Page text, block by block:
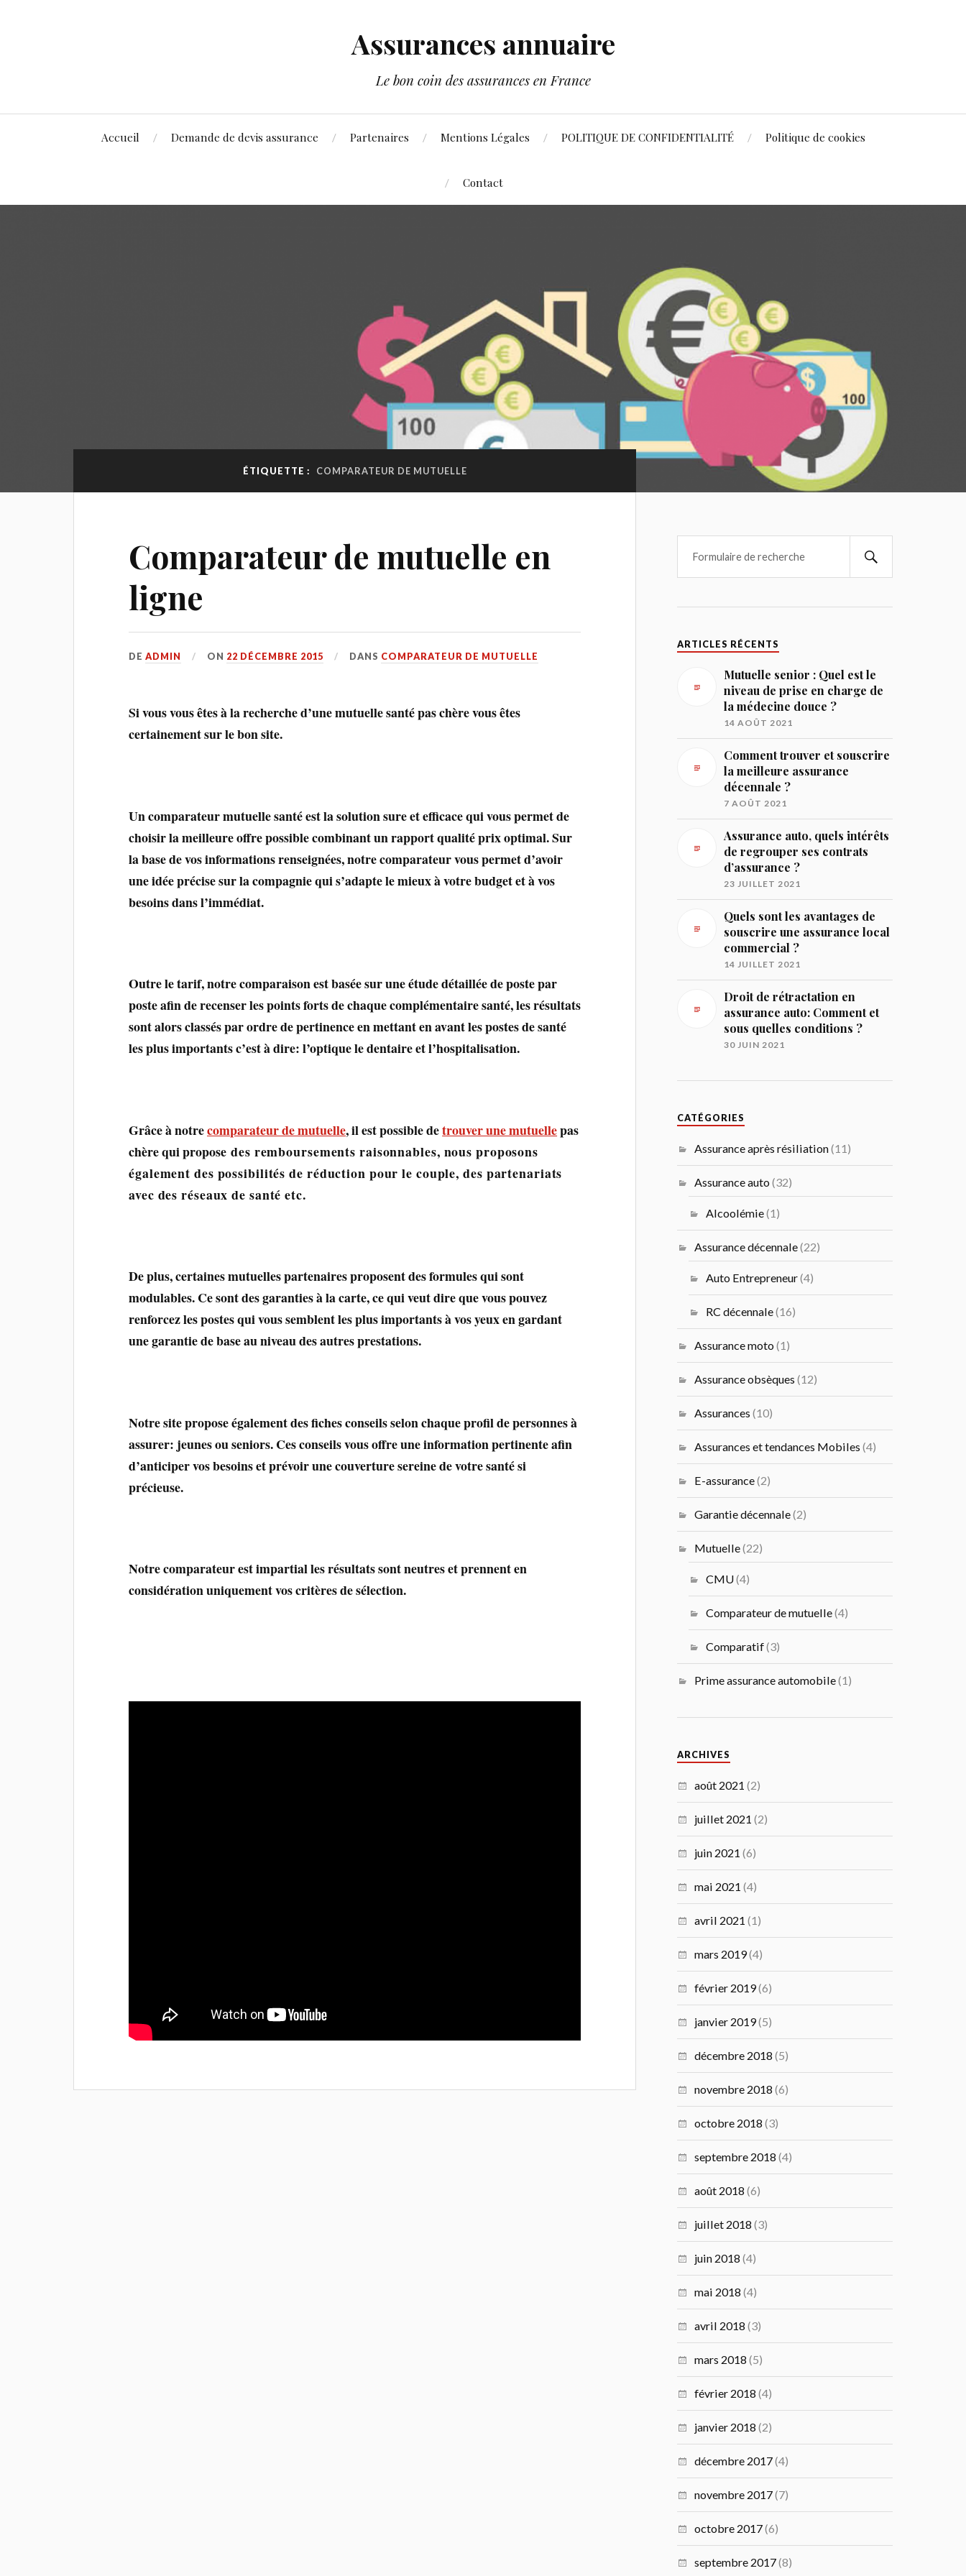
Assurances annuaire
Le bon coin des assurances en France
Accueil Demande de devis assurance Partenaires Mentions Légales POLITIQUE DE CONFIDENTIALITÉ Politique de cookies
Contact
ÉTIQUETTE : COMPARATEUR DE MUTUELLE
Comparateur de mutuelle en
ligne
DEADMIN ON 22 DÉCEMBRE 2015 DANS COMPARATEUR DE MUTUELLE
Si vous vous êtes à la recherche d’une mutuelle santé pas chère vous êtes
certainement sur le bon site.
Un comparateur mutuelle santé est la solution sure et efficace qui vous permet de
choisir la meilleure offre possible combinant un rapport qualité prix optimal. Sur
la base de vos informations renseignées, notre comparateur vous permet d’avoir
une idée précise sur la compagnie qui s’adapte le mieux à votre budget et à vos
besoins dans l’immédiat.
Outre le tarif, notre comparaison est basée sur une étude détaillée de poste par
poste afin de recenser les points forts de chaque complémentaire santé, les résultats
sont alors classés par ordre de pertinence en mettant en avant les postes de santé
les plus importants c’est à dire: l’optique le dentaire et l’hospitalisation.
Grâce à notrecomparateur de mutuelle, il est possible detrouver une mutuellepas
chère qui proposedes remboursements raisonnables, nous proposons
également des possibilités de réduction pour le couple, des partenariats
avec des réseaux de santé etc.
De plus, certaines mutuelles partenaires proposent des formules qui sont
modulables. Ce sont des garanties à la carte, ce qui veut dire que vous pouvez
renforcez les postes qui vous semblent les plus importants à vos yeux en gardant
une garantie de base au niveau des autres prestations.
Notre site propose également des fiches conseils selon chaque profil de personnes à
assurer: jeunes ou seniors. Ces conseils vous offre une information pertinente afin
d’anticiper vos besoins et prévoir une couverture sereine de votre santé si
précieuse.
Notre comparateur est impartial les résultats sont neutres et prennent en
considération uniquement vos critères de sélection.
ARTICLES RÉCENTS
Mutuelle senior : Quel est le
niveau de prise en charge de
la médecine douce ?
14 AOÛT 2021
Comment trouver et souscrire
la meilleure assurance
décennale ?
7 AOÛT 2021
Assurance auto, quels intérêts
de regrouper ses contrats
d’assurance ?
23 JUILLET 2021
Quels sont les avantages de
souscrire une assurance local
commercial ?
14 JUILLET 2021
Droit de rétractation en
assurance auto: Comment et
sous quelles conditions ?
30 JUIN 2021
CATÉGORIES
Assurance après résiliation(11)
Assurance auto(32)
Alcoolémie(1)
Assurance décennale(22)
Auto Entrepreneur(4)
RC décennale(16)
Assurance moto(1)
Assurance obsèques (12)
Assurances (10)
Assurances et tendances Mobiles (4)
E-assurance(2)
Garantie décennale(2)
Mutuelle(22)
CMU(4)
Comparateur de mutuelle(4)
Comparatif(3)
Prime assurance automobile(1)
ARCHIVES
août 2021 (2)
juillet 2021 (2)
juin 2021 (6)
mai 2021 (4)
avril 2021 (1)
mars 2019(4)
février 2019(6)
janvier 2019(5)
décembre 2018 (5)
novembre 2018 (6)
octobre 2018 (3)
septembre 2018 (4)
août 2018 (6)
juillet 2018 (3)
juin 2018 (4)
mai 2018 (4)
avril 2018 (3)
mars 2018 (5)
février 2018 (4)
janvier 2018 (2)
décembre 2017(4)
novembre 2017(7)
octobre 2017(6)
septembre 2017(8)